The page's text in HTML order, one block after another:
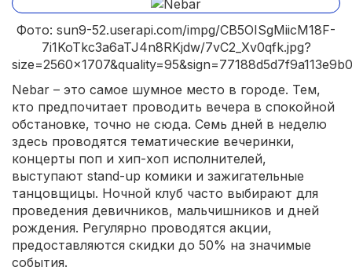
Фото: sun9-52.userapi.com/impg/CB5OISgMiicM18F-
7i1KoTkc3a6aTJ4n8RKjdw/7vC2_Xv0qfk.jpg?
Nebar – это самое шумное место в городе. Тем,
кто предпочитает проводить вечера в спокойной
обстановке, точно не сюда. Семь дней в неделю
здесь проводятся тематические вечеринки,
концерты поп и хип-хоп исполнителей,
выступают stand-up комики и зажигательные
танцовщицы. Ночной клуб часто выбирают для
проведения девичников, мальчишников и дней
рождения. Регулярно проводятся акции,
предоставляются скидки до 50% на значимые
события.